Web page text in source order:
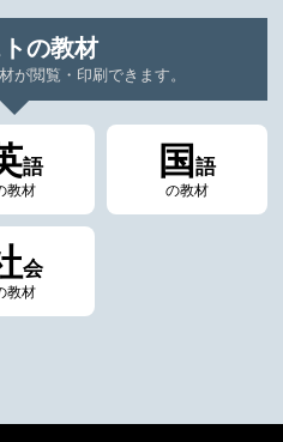
の教材
が閲覧・印刷できます。
語
教材
国 語
の教材
会
教材